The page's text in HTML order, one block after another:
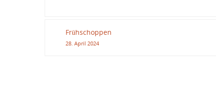
Frühschoppen
28. April 2024